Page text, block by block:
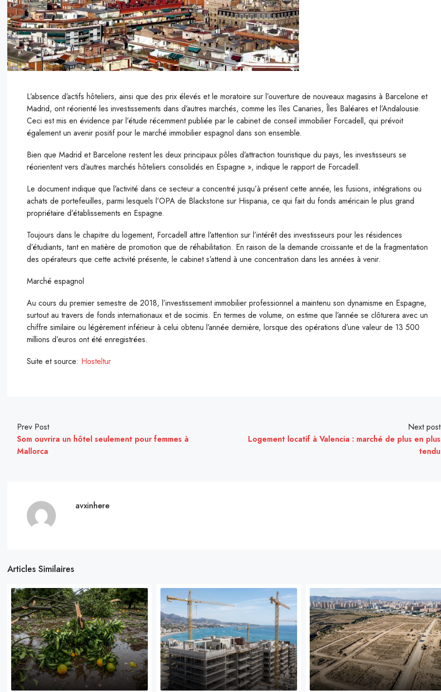
L’absence d’actifs hôteliers, ainsi que des prix élevés et le moratoire sur l’ouverture de nouveaux magasins à Barcelone et
Madrid, ont réorienté les investissements dans d’autres marchés, comme les îles Canaries, Îles Baléares et l’Andalousie.
Ceci est mis en évidence par l’étude récemment publiée par le cabinet de conseil immobilier Forcadell, qui prévoit
également un avenir positif pour le marché immobilier espagnol dans son ensemble.
Bien que Madrid et Barcelone restent les deux principaux pôles d’attraction touristique du pays, les investisseurs se
réorientent vers d’autres marchés hôteliers consolidés en Espagne », indique le rapport de Forcadell.
Le document indique que l’activité dans ce secteur a concentré jusqu’à présent cette année, les fusions, intégrations ou
achats de portefeuilles, parmi lesquels l’OPA de Blackstone sur Hispania, ce qui fait du fonds américain le plus grand
propriétaire d’établissements en Espagne.
Toujours dans le chapitre du logement, Forcadell attire l’attention sur l’intérêt des investisseurs pour les résidences
d’étudiants, tant en matière de promotion que de réhabilitation. En raison de la demande croissante et de la fragmentation
des opérateurs que cette activité présente, le cabinet s’attend à une concentration dans les années à venir.
Marché espagnol
Au cours du premier semestre de 2018, l’investissement immobilier professionnel a maintenu son dynamisme en Espagne,
surtout au travers de fonds internationaux et de socimis. En termes de volume, on estime que l’année se clôturera avec un
chiffre similaire ou légèrement inférieur à celui obtenu l’année dernière, lorsque des opérations d’une valeur de 13 500
millions d’euros ont été enregistrées.
Suite et source: Hosteltur
Prev Post
Som ouvrira un hôtel seulement pour femmes à
Mallorca
Next post
Logement locatif à Valencia : marché de plus en plus
tendu
avxinhere
Articles Similaires